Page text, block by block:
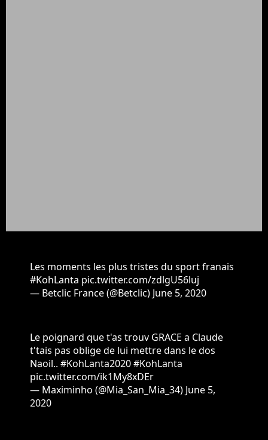
Les moments les plus tristes du sport franais
#KohLanta pic.twitter.com/zdlgU56luj
— Betclic France (@Betclic) June 5, 2020
Le poignard que t'as trouv GRACE a Claude
t'tais pas oblige de lui mettre dans le dos
Naoil.. #KohLanta2020#KohLanta
pic.twitter.com/ik1My8xDEr
— Maximinho (@Mia_San_Mia_34) June 5,
2020